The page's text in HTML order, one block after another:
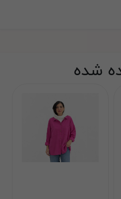
شده